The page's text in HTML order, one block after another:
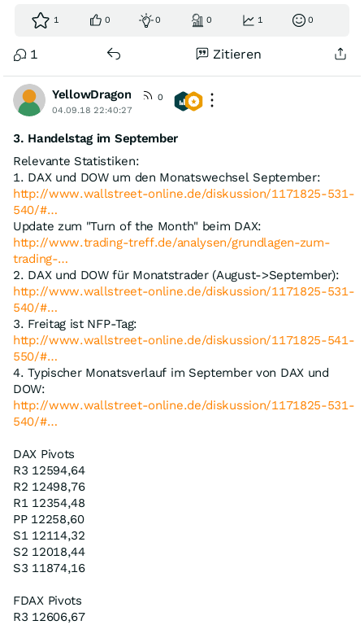
1 0 0 0 1 0
1 Zitieren
YellowDragon
0
04.09.18 22:40:27
3. Handelstag im September
Relevante Statistiken:
1. DAX und DOW um den Monatswechsel September:
http://www.wallstreet-online.de/diskussion/1171825-531-
540/#…
Update zum "Turn of the Month" beim DAX:
http://www.trading-treff.de/analysen/grundlagen-zum-
trading-…
2. DAX und DOW für Monatstrader (August->September):
http://www.wallstreet-online.de/diskussion/1171825-531-
540/#…
3. Freitag ist NFP-Tag:
http://www.wallstreet-online.de/diskussion/1171825-541-
550/#…
4. Typischer Monatsverlauf im September von DAX und
DOW:
http://www.wallstreet-online.de/diskussion/1171825-531-
540/#…
DAX Pivots
R3 12594,64
R2 12498,76
R1 12354,48
PP 12258,60
S1 12114,32
S2 12018,44
S3 11874,16
FDAX Pivots
R3 12606,67